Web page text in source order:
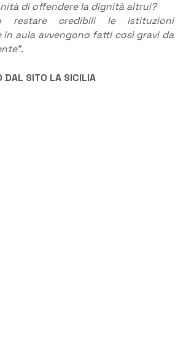
di offendere la dignità altrui?
restare credibili le istituzioni
in aula avvengono fatti così gravi da
DAL SITO LA SICILIA